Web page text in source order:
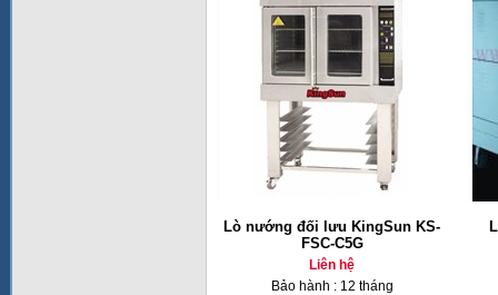
Lò nướng đối lưu KingSun KS-
FSC-C5G
Liên hệ
Bảo hành : 12 tháng